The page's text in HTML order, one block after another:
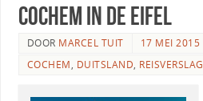
Cochem in de Eifel
DOOR MARCEL TUIT
17 MEI 2015
COCHEM, DUITSLAND, REISVERSLAG